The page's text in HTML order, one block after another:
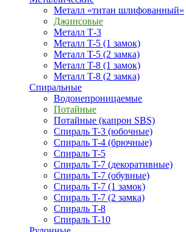
Металл «титан шлифованный»
Джинсовые
Металл Т-3
Металл T-5 (1 замок)
Металл T-5 (2 замка)
Металл T-8 (1 замок)
Металл T-8 (2 замка)
Спиральные
Водонепроницаемые
Потайные
Потайные (капрон SBS)
Спираль T-3 (юбочные)
Спираль T-4 (брючные)
Спираль T-5
Спираль T-7 (декоративные)
Спираль T-7 (обувные)
Спираль T-7 (1 замок)
Спираль T-7 (2 замка)
Спираль T-8
Спираль T-10